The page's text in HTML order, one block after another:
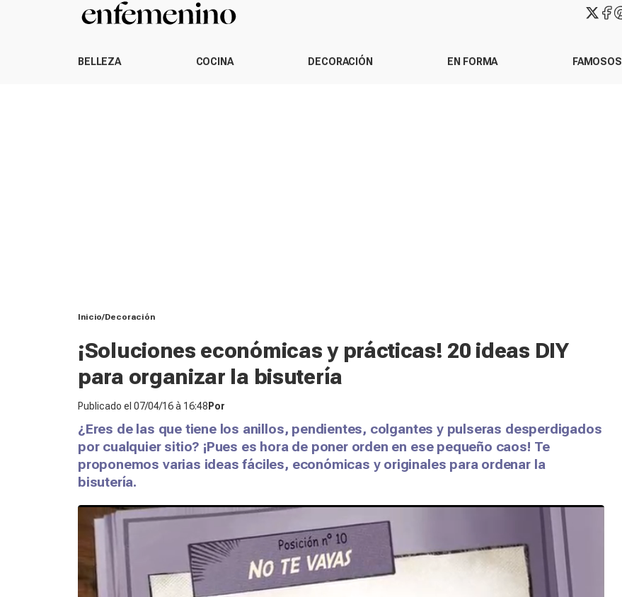
BELLEZA COCINA DECORACIÓN EN FORMA FAMOSOS
Inicio Decoración
¡Soluciones económicas y prácticas! 20 ideas DIY
para organizar la bisutería
Publicado el 07/04/16 à 16:48 Por
¿Eres de las que tiene los anillos, pendientes, colgantes y pulseras desperdigados
por cualquier sitio? ¡Pues es hora de poner orden en ese pequeño caos! Te
proponemos varias ideas fáciles, económicas y originales para ordenar la
bisutería.